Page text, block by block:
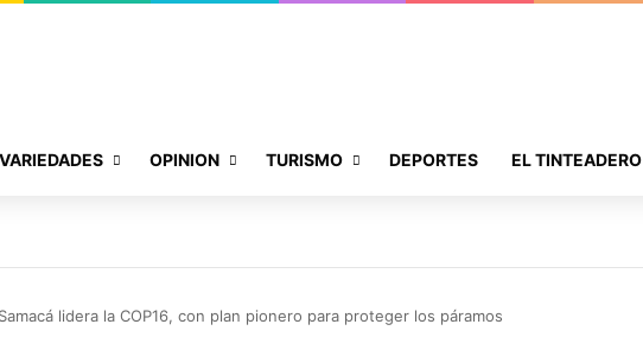
VARIEDADES OPINION TURISMO DEPORTES EL TINTEADERO
lidera la COP16, con plan pionero para proteger los páramos